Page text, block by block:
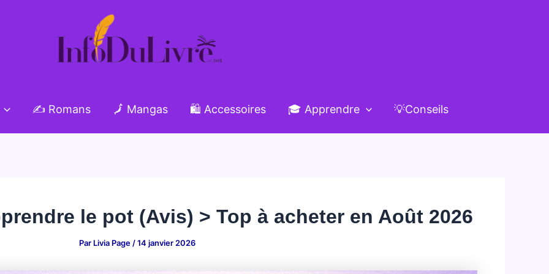
✍️ Romans 🗾 Mangas 🛍️ Accessoires 🎓 Apprendre 💡Conseils
le pot (Avis) > Top à acheter en Août 2026
Par Livia Page /14 janvier 2026